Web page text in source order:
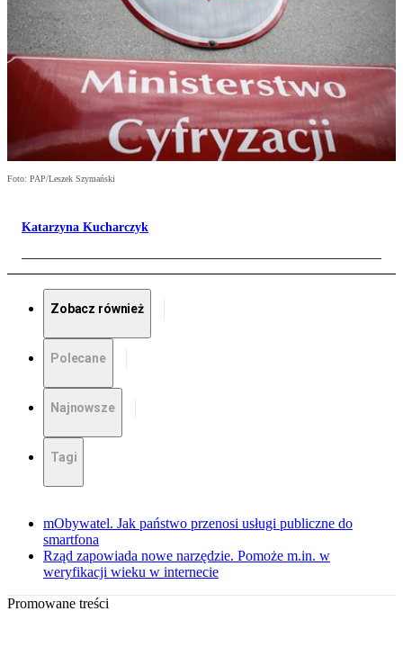
Foto: PAP/Leszek Szymański
Katarzyna Kucharczyk
Zobacz również
Polecane
Najnowsze
Tagi
mObywatel. Jak państwo przenosi usługi publiczne do
smartfona
Rząd zapowiada nowe narzędzie. Pomoże m.in. w
weryfikacji wieku w internecie
Promowane treści